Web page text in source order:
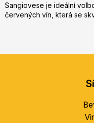
Sangiovese je ideální
červených vín, která se